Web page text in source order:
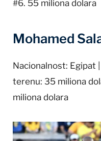
#6. 55 miliona dolara
Mohamed
Nacionalnost: Egipat
terenu: 35 miliona
miliona dolara